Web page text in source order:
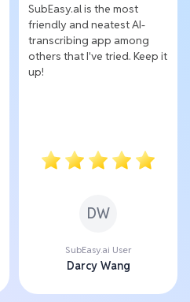
SubEasy.al is the most
friendly and neatest AI-
transcribing app among
others that I've tried. Keep it
up!
DW
SubEasy.ai User
Darcy Wang